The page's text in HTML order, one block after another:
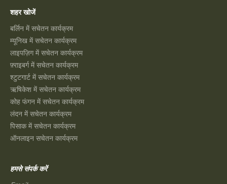
शहर खोजें
बर्लिन में सचेतन कार्यक्रम
म्यूनिख में सचेतन कार्यक्रम
लाइपज़िग में सचेतन कार्यक्रम
फ़्राइबर्ग में सचेतन कार्यक्रम
श्टुटगार्ट में सचेतन कार्यक्रम
ऋषिकेश में सचेतन कार्यक्रम
कोह फंगन में सचेतन कार्यक्रम
लंदन में सचेतन कार्यक्रम
पिसाक में सचेतन कार्यक्रम
ऑनलाइन सचेतन कार्यक्रम
हमसे संपर्क करें